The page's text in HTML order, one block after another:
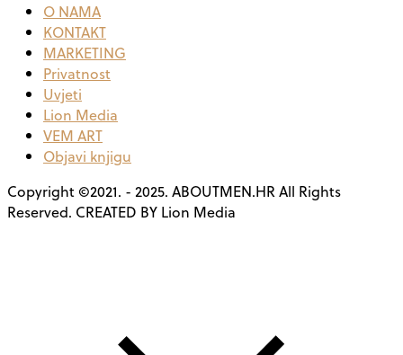
O NAMA
KONTAKT
MARKETING
Privatnost
Uvjeti
Lion Media
VEM ART
Objavi knjigu
Copyright ©2021. - 2025. ABOUTMEN.HR All Rights
Reserved. CREATED BY Lion Media